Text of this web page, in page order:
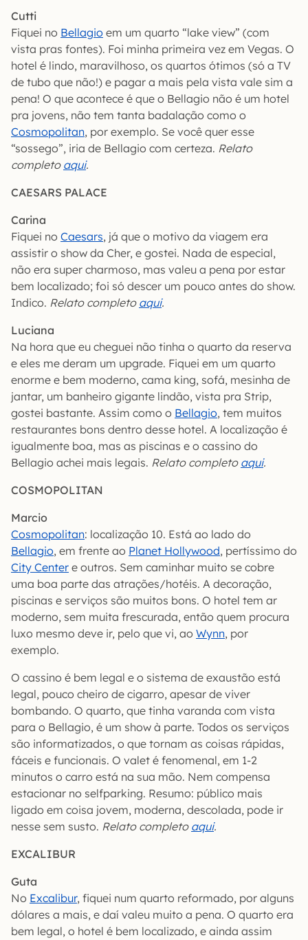
Cutti
Fiquei no Bellagio em um quarto “lake view” (com
vista pras fontes). Foi minha primeira vez em Vegas. O
hotel é lindo, maravilhoso, os quartos ótimos (só a TV
de tubo que não!) e pagar a mais pela vista vale sim a
pena! O que acontece é que o Bellagio não é um hotel
pra jovens, não tem tanta badalação como o
Cosmopolitan, por exemplo. Se você quer esse
“sossego”, iria de Bellagio com certeza. Relato
completo aqui.
CAESARS PALACE
Carina
Fiquei no Caesars, já que o motivo da viagem era
assistir o show da Cher, e gostei. Nada de especial,
não era super charmoso, mas valeu a pena por estar
bem localizado; foi só descer um pouco antes do show.
Indico. Relato completo aqui.
Luciana
Na hora que eu cheguei não tinha o quarto da reserva
e eles me deram um upgrade. Fiquei em um quarto
enorme e bem moderno, cama king, sofá, mesinha de
jantar, um banheiro gigante lindão, vista pra Strip,
gostei bastante. Assim como o Bellagio, tem muitos
restaurantes bons dentro desse hotel. A localização é
igualmente boa, mas as piscinas e o cassino do
Bellagio achei mais legais. Relato completo aqui.
COSMOPOLITAN
Marcio
Cosmopolitan: localização 10. Está ao lado do
Bellagio, em frente ao Planet Hollywood, pertíssimo do
City Center e outros. Sem caminhar muito se cobre
uma boa parte das atrações/hotéis. A decoração,
piscinas e serviços são muitos bons. O hotel tem ar
moderno, sem muita frescurada, então quem procura
luxo mesmo deve ir, pelo que vi, ao Wynn, por
exemplo.
O cassino é bem legal e o sistema de exaustão está
legal, pouco cheiro de cigarro, apesar de viver
bombando. O quarto, que tinha varanda com vista
para o Bellagio, é um show à parte. Todos os serviços
são informatizados, o que tornam as coisas rápidas,
fáceis e funcionais. O valet é fenomenal, em 1-2
minutos o carro está na sua mão. Nem compensa
estacionar no selfparking. Resumo: público mais
ligado em coisa jovem, moderna, descolada, pode ir
nesse sem susto. Relato completo aqui.
EXCALIBUR
Guta
No Excalibur, fiquei num quarto reformado, por alguns
dólares a mais, e daí valeu muito a pena. O quarto era
bem legal, o hotel é bem localizado, e ainda assim